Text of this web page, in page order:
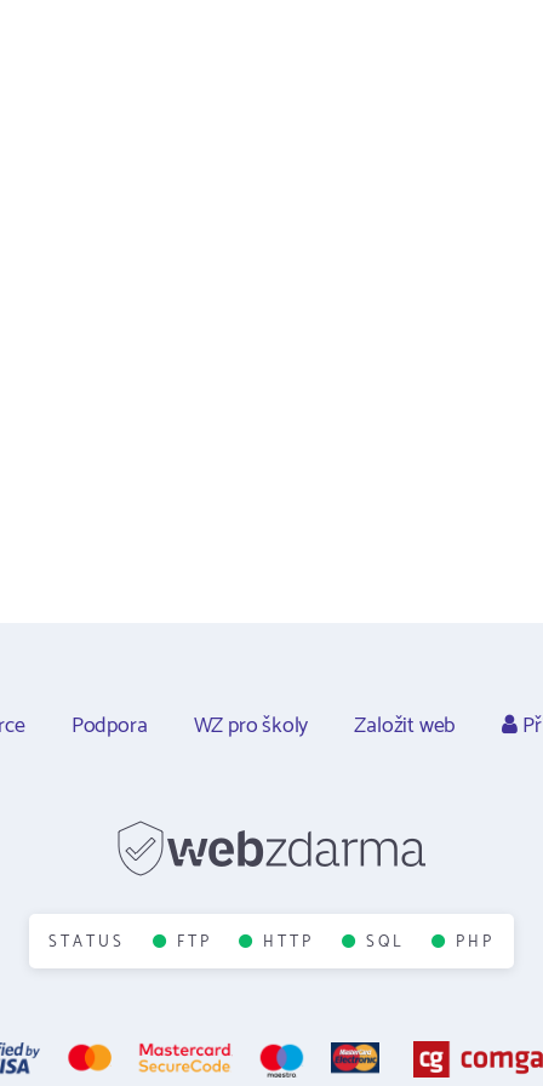
Podpora WZ pro školy Založit web
STATUS FTP HTTP SQL PHP